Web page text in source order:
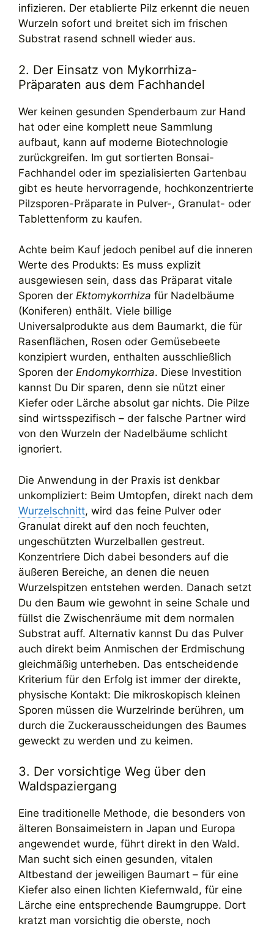
infizieren. Der etablierte Pilz erkennt die neuen
Wurzeln sofort und breitet sich im frischen
Substrat rasend schnell wieder aus.
2. Der Einsatz von Mykorrhiza-
Präparaten aus dem Fachhandel
Wer keinen gesunden Spenderbaum zur Hand
hat oder eine komplett neue Sammlung
aufbaut, kann auf moderne Biotechnologie
zurückgreifen. Im gut sortierten Bonsai-
Fachhandel oder im spezialisierten Gartenbau
gibt es heute hervorragende, hochkonzentrierte
Pilzsporen-Präparate in Pulver-, Granulat- oder
Tablettenform zu kaufen.
Achte beim Kauf jedoch penibel auf die inneren
Werte des Produkts: Es muss explizit
ausgewiesen sein, dass das Präparat vitale
Sporen der Ektomykorrhiza für Nadelbäume
(Koniferen) enthält. Viele billige
Universalprodukte aus dem Baumarkt, die für
Rasenflächen, Rosen oder Gemüsebeete
konzipiert wurden, enthalten ausschließlich
Sporen der Endomykorrhiza. Diese Investition
kannst Du Dir sparen, denn sie nützt einer
Kiefer oder Lärche absolut gar nichts. Die Pilze
sind wirtsspezifisch – der falsche Partner wird
von den Wurzeln der Nadelbäume schlicht
ignoriert.
Die Anwendung in der Praxis ist denkbar
unkompliziert: Beim Umtopfen, direkt nach dem
Wurzelschnitt, wird das feine Pulver oder
Granulat direkt auf den noch feuchten,
ungeschützten Wurzelballen gestreut.
Konzentriere Dich dabei besonders auf die
äußeren Bereiche, an denen die neuen
Wurzelspitzen entstehen werden. Danach setzt
Du den Baum wie gewohnt in seine Schale und
füllst die Zwischenräume mit dem normalen
Substrat auff. Alternativ kannst Du das Pulver
auch direkt beim Anmischen der Erdmischung
gleichmäßig unterheben. Das entscheidende
Kriterium für den Erfolg ist immer der direkte,
physische Kontakt: Die mikroskopisch kleinen
Sporen müssen die Wurzelrinde berühren, um
durch die Zuckerausscheidungen des Baumes
geweckt zu werden und zu keimen.
3. Der vorsichtige Weg über den
Waldspaziergang
Eine traditionelle Methode, die besonders von
älteren Bonsaimeistern in Japan und Europa
angewendet wurde, führt direkt in den Wald.
Man sucht sich einen gesunden, vitalen
Altbestand der jeweiligen Baumart – für eine
Kiefer also einen lichten Kiefernwald, für eine
Lärche eine entsprechende Baumgruppe. Dort
kratzt man vorsichtig die oberste, noch